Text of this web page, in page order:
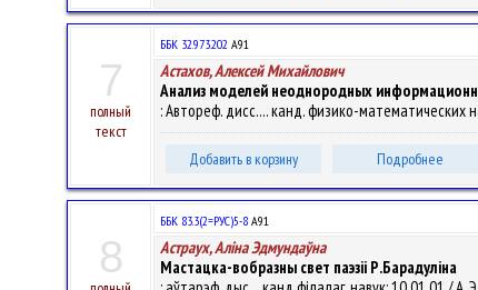
7
полный
текст
ББК 32.973.202 А91
Астахов, Алексей Михайлович
Анализ моделей неоднородных
: Автореф. дисс.... канд. физико-математических
Добавить в корзину Подробнее
8
ББК 83.3(2=РУС)5-8 А91
Астраух, Алiна Эдмундаўна
Мастацка-вобразны свет паэзii Р.Барадулiна